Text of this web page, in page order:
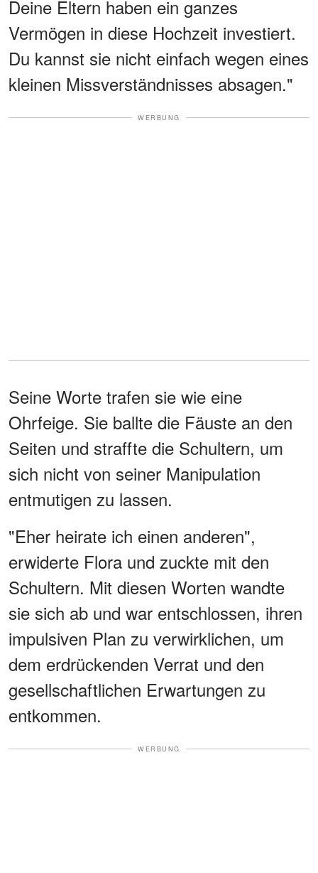
Deine Eltern haben ein ganzes
Vermögen in diese Hochzeit investiert.
Du kannst sie nicht einfach wegen eines
kleinen Missverständnisses absagen."
WERBUNG
Seine Worte trafen sie wie eine
Ohrfeige. Sie ballte die Fäuste an den
Seiten und straffte die Schultern, um
sich nicht von seiner Manipulation
entmutigen zu lassen.
"Eher heirate ich einen anderen",
erwiderte Flora und zuckte mit den
Schultern. Mit diesen Worten wandte
sie sich ab und war entschlossen, ihren
impulsiven Plan zu verwirklichen, um
dem erdrückenden Verrat und den
gesellschaftlichen Erwartungen zu
entkommen.
WERBUNG